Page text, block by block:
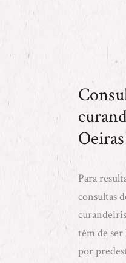
Oeiras
Para
consultas
têm de ser
por